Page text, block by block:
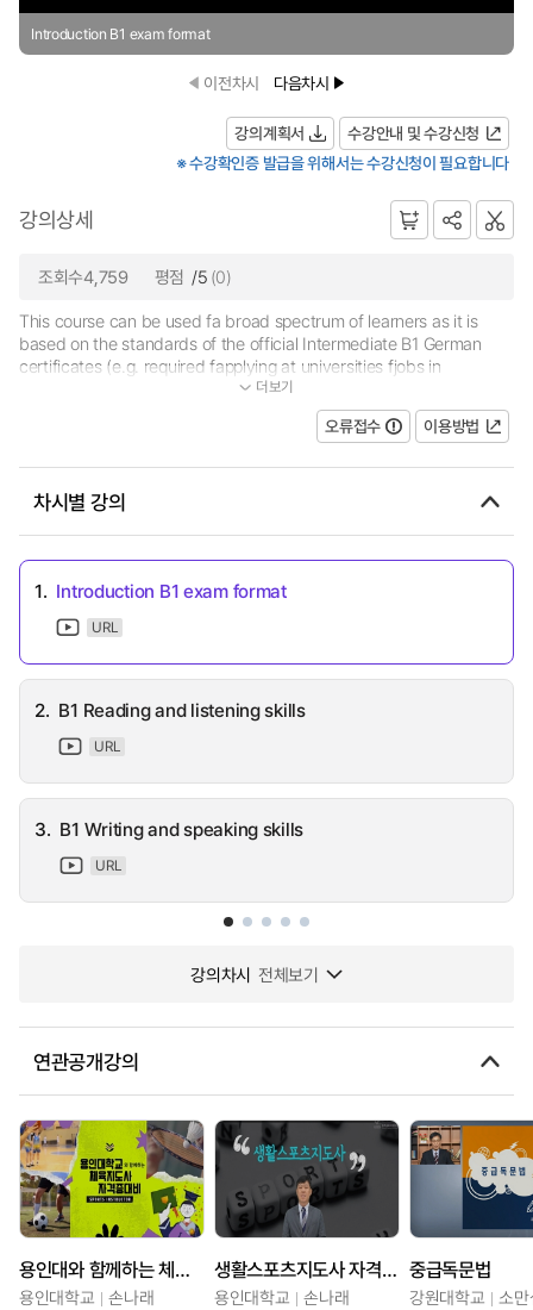
Introduction B1 exam format
이전차시 다음차시
강의계획서
수강안내 및 수강신청
※ 수강확인증 발급을 위해서는 수강신청이 필요합니다
강의상세
조회수4,759 평점 /5 (0)
This course can be used fa broad spectrum of learners as it is
based on the standards of the official Intermediate B1 German
certificates (e.g. required fapplying at universities fjobs in
Germany). The lectures aim at easing the challenging transition p...
더보기
오류접수 이용방법
차시별 강의
1. Introduction B1 exam format
URL
2. B1 Reading and listening skills
URL
3. B1 Writing and speaking skills
URL
강의차시 전체보기
연관공개강의
용인대와 함께하는 체육지도사 자격증 대비
용인대학교 손나래
생활스포츠지도사 자격증 실기과정
용인대학교 손나래
중급독문법
강원대학교 소